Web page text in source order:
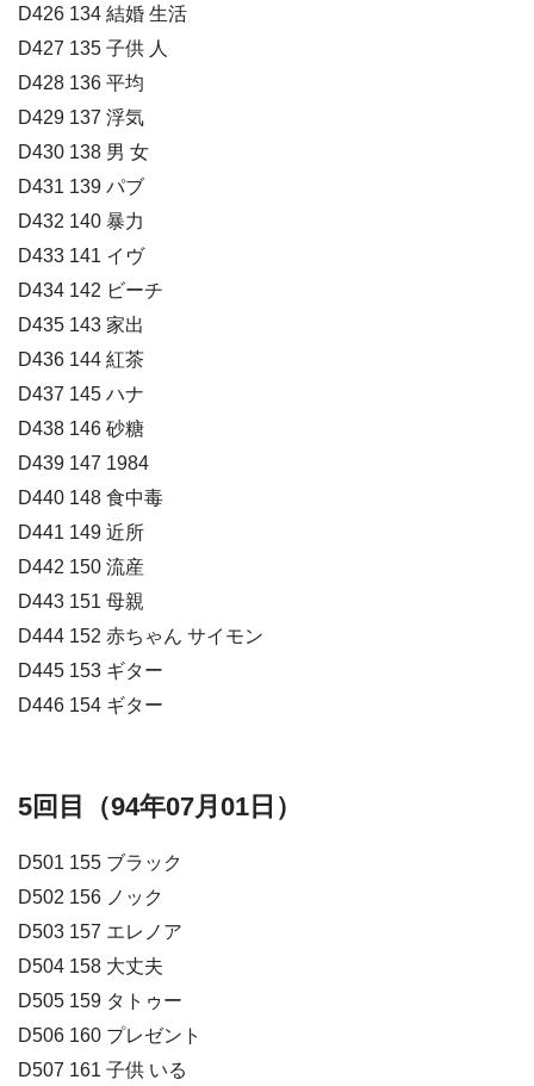
D426 134 結婚 生活
D427 135 子供 人
D428 136 平均
D429 137 浮気
D430 138 男 女
D431 139 パブ
D432 140 暴力
D433 141 イヴ
D434 142 ビーチ
D435 143 家出
D436 144 紅茶
D437 145 ハナ
D438 146 砂糖
D439 147 1984
D440 148 食中毒
D441 149 近所
D442 150 流産
D443 151 母親
D444 152 赤ちゃん サイモン
D445 153 ギター
D446 154 ギター
5回目（94年07月01日）
D501 155 ブラック
D502 156 ノック
D503 157 エレノア
D504 158 大丈夫
D505 159 タトゥー
D506 160 プレゼント
D507 161 子供 いる